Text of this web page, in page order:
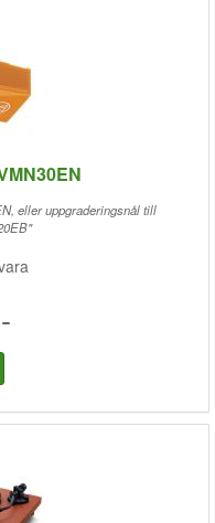
eller uppgraderingsnål till